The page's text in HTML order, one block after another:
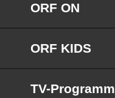
ORF ON
ORF KIDS
TV-Programm